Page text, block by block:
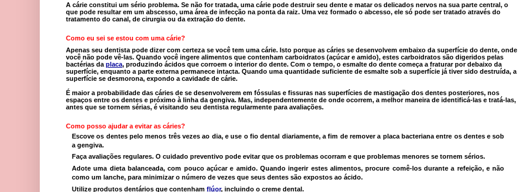
A cárie constitui um sério problema. Se não for tratada, uma cárie pode destruir seu dente e matar os delicados nervos na sua parte central, o
que pode resultar em um abscesso, uma área de infecção na ponta da raiz. Uma vez formado o abcesso, ele só pode ser tratado através do
tratamento do canal, de cirurgia ou da extração do dente.
Como eu sei se estou com uma cárie?
Apenas seu dentista pode dizer com certeza se você tem uma cárie. Isto porque as cáries se desenvolvem embaixo da superfície do dente, onde
você não pode vê-las. Quando você ingere alimentos que contenham carboidratos (açúcar e amido), estes carboidratos são digeridos pelas
bactérias da placa, produzindo ácidos que corroem o interior do dente. Com o tempo, o esmalte do dente começa a fraturar por debaixo da
superfície, enquanto a parte externa permanece intacta. Quando uma quantidade suficiente de esmalte sob a superfície já tiver sido destruída, a
superfície se desmorona, expondo a cavidade de cárie.
É maior a probabilidade das cáries de se desenvolverem em fóssulas e fissuras nas superfícies de mastigação dos dentes posteriores, nos
espaços entre os dentes e próximo à linha da gengiva. Mas, independentemente de onde ocorrem, a melhor maneira de identificá-las e tratá-las,
antes que se tornem sérias, é visitando seu dentista regularmente para avaliações.
Como posso ajudar a evitar as cáries?
Escove os dentes pelo menos três vezes ao dia, e use o fio dental diariamente, a fim de remover a placa bacteriana entre os dentes e sob
a gengiva.
Faça avaliações regulares. O cuidado preventivo pode evitar que os problemas ocorram e que problemas menores se tornem sérios.
Adote uma dieta balanceada, com pouco açúcar e amido. Quando ingerir estes alimentos, procure comê-los durante a refeição, e não
como um lanche, para minimizar o número de vezes que seus dentes são expostos ao ácido.
Utilize produtos dentários que contenham flúor, incluindo o creme dental.